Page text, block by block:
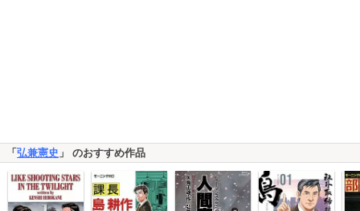
「 弘兼憲史 」 のおすすめ作品